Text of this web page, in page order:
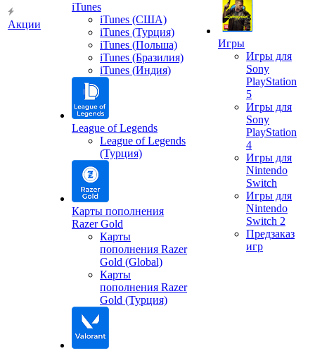
Акции
iTunes
iTunes (США)
iTunes (Турция)
iTunes (Польша)
iTunes (Бразилия)
iTunes (Индия)
League of Legends
League of Legends
(Турция)
Карты пополнения
Razer Gold
Карты
пополнения Razer
Gold (Global)
Карты
пополнения Razer
Gold (Турция)
Игры
Игры для
Sony
PlayStation
5
Игры для
Sony
PlayStation
4
Игры для
Nintendo
Switch
Игры для
Nintendo
Switch 2
Предзаказ
игр